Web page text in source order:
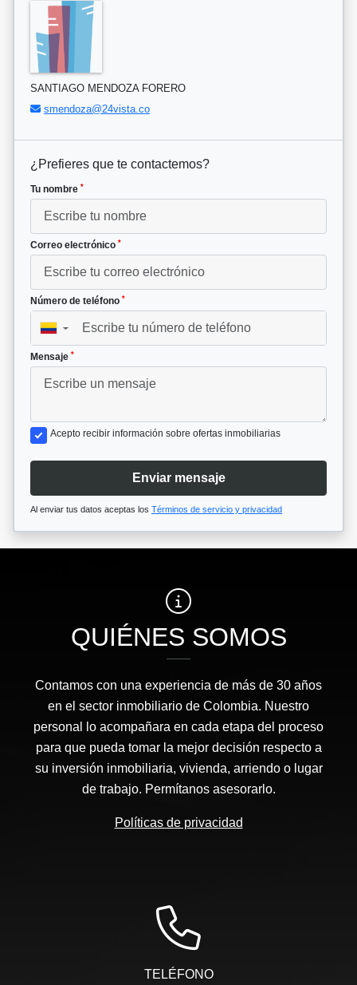
SANTIAGO MENDOZA FORERO
smendoza@24vista.co
¿Prefieres que te contactemos?
Tu nombre *
Correo electrónico *
Número de teléfono *
▼
Mensaje *
Acepto recibir información sobre ofertas inmobiliarias
Enviar mensaje
Al enviar tus datos aceptas los Términos de servicio y privacidad
QUIÉNES SOMOS
Contamos con una experiencia de más de 30 años
en el sector inmobiliario de Colombia. Nuestro
personal lo acompañara en cada etapa del proceso
para que pueda tomar la mejor decisión respecto a
su inversión inmobiliaria, vivienda, arriendo o lugar
de trabajo. Permítanos asesorarlo.
Políticas de privacidad
TELÉFONO